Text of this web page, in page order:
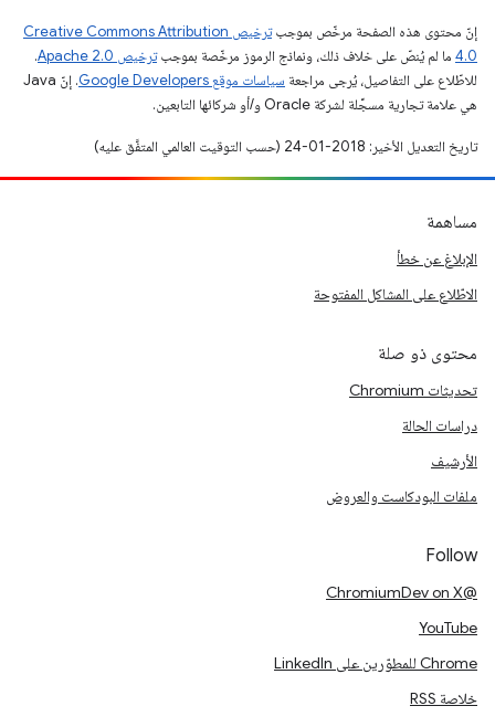
إنّ محتوى هذه الصفحة مرخّص بموجب
ترخيص Creative Commons Attribution
4.0‏ ما لم يُنصّ على خلاف ذلك، ونماذج الرموز مرخّصة بموجبترخيص Apache 2.0‏
.
للاطّلاع على التفاصيل، يُرجى مراجعة سياسات موقع Google Developers‏
. إنّ Java
هي علامة تجارية مسجَّلة لشركة Oracle و/أو شركائها التابعين.
تاريخ التعديل الأخير: 2018-01-24 (حسب التوقيت العالمي المتفَّق عليه)
مساهمة
الإبلاغ عن خطأ
الاطّلاع على المشاكل المفتوحة
محتوى ذو صلة
تحديثات Chromium
دراسات الحالة
الأرشيف
ملفات البودكاست والعروض
Follow
@ChromiumDev on X
YouTube
Chrome للمطوّرين على LinkedIn
خلاصة RSS